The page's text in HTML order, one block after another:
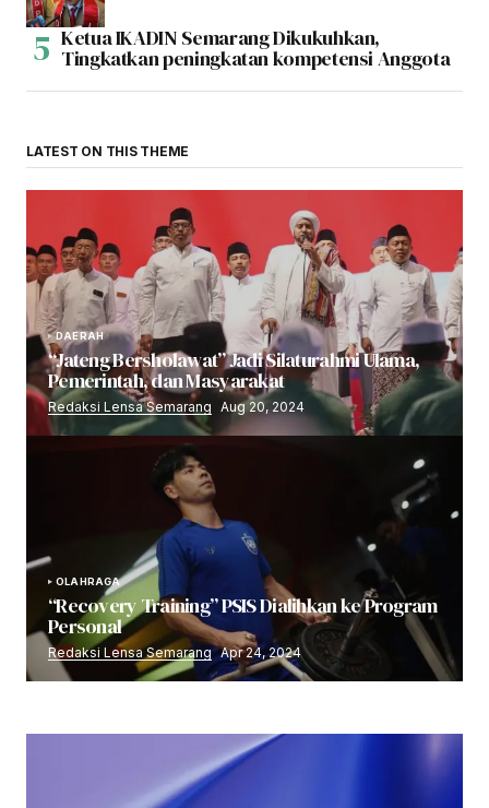
Ketua IKADIN Semarang Dikukuhkan,
Tingkatkan peningkatan kompetensi Anggota
LATEST ON THIS THEME
DAERAH
“Jateng Bersholawat” Jadi Silaturahmi Ulama,
Pemerintah, dan Masyarakat
Redaksi Lensa Semarang Aug 20, 2024
OLAHRAGA
“Recovery Training” PSIS Dialihkan ke Program
Personal
Redaksi Lensa Semarang Apr 24, 2024